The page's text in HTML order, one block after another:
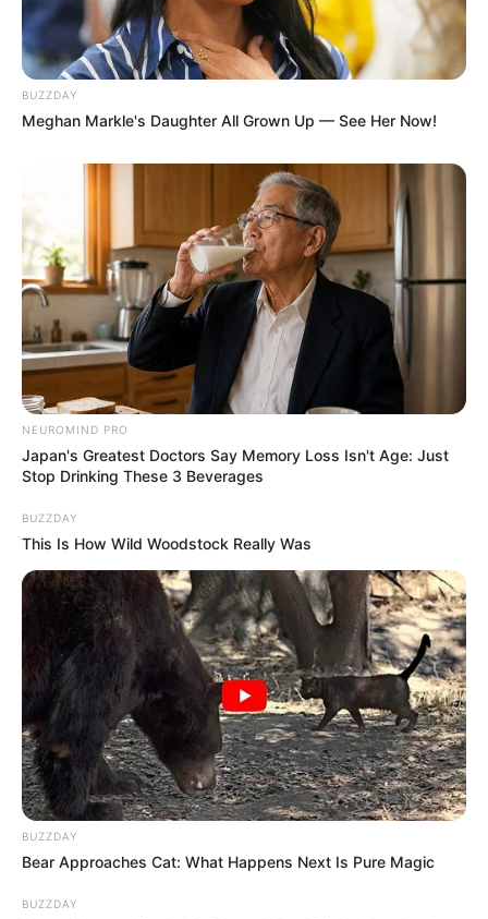
BUZZDAY
Meghan Markle's Daughter All Grown Up — See Her Now!
NEUROMIND PRO
Japan's Greatest Doctors Say Memory Loss Isn't Age: Just
Stop Drinking These 3 Beverages
BUZZDAY
This Is How Wild Woodstock Really Was
BUZZDAY
Bear Approaches Cat: What Happens Next Is Pure Magic
BUZZDAY